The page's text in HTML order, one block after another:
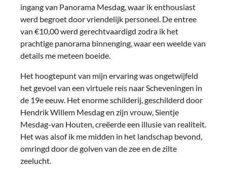
ingang van Panorama Mesdag, waar ik enthousiast
werd begroet door vriendelijk personeel. De entree
van €10,00 werd gerechtvaardigd zodra ik het
prachtige panorama binnenging, waar een weelde van
details me meteen boeide.
Het hoogtepunt van mijn ervaring was ongetwijfeld
het gevoel van een virtuele reis naar Scheveningen in
de 19e eeuw. Het enorme schilderij, geschilderd door
Hendrik Willem Mesdag en zijn vrouw, Sientje
Mesdag-van Houten, creëerde een illusie van realiteit.
Het was alsof ik me midden in het landschap bevond,
omringd door de golven van de zee en de zilte
zeelucht.